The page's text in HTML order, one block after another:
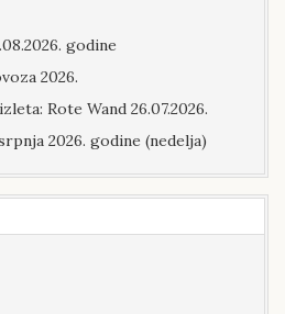
godine
2026.
Rote Wand 26.07.2026.
2026. godine (nedelja)